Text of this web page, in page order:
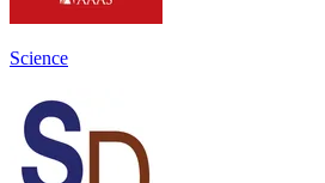
Science